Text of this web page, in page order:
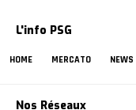
L'info PSG
HOME MERCATO NEWS
Nos Réseaux